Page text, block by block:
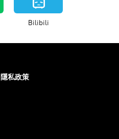
Bilibili
隱私政策